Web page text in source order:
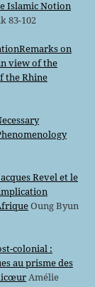
Islamic Notion
83-102
on
view of the
the Rhine
Revel et le
Oung Byun
colonial :
au prisme des
Amélie